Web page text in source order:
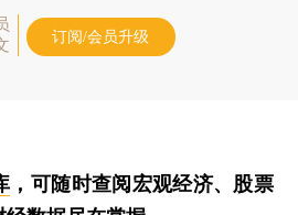
订阅/会员升级
，可随时查阅宏观经济、股票